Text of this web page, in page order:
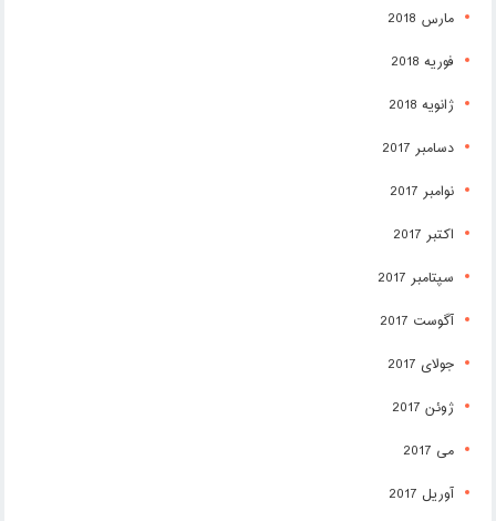
مارس 2018
فوریه 2018
ژانویه 2018
دسامبر 2017
نوامبر 2017
اکتبر 2017
سپتامبر 2017
آگوست 2017
جولای 2017
ژوئن 2017
می 2017
آوریل 2017